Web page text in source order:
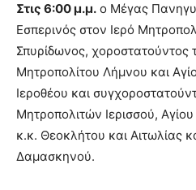
Στις 6:00 μ.μ. ο Μέγας
Εσπερινός στον Ιερό
Σπυρίδωνος, χοροστατούντος
Μητροπολίτου Λήμνου και
Ιεροθέου και
Μητροπολιτών Ιερισσού,
κ.κ. Θεοκλήτου και Αιτωλίας
Δαμασκηνού.